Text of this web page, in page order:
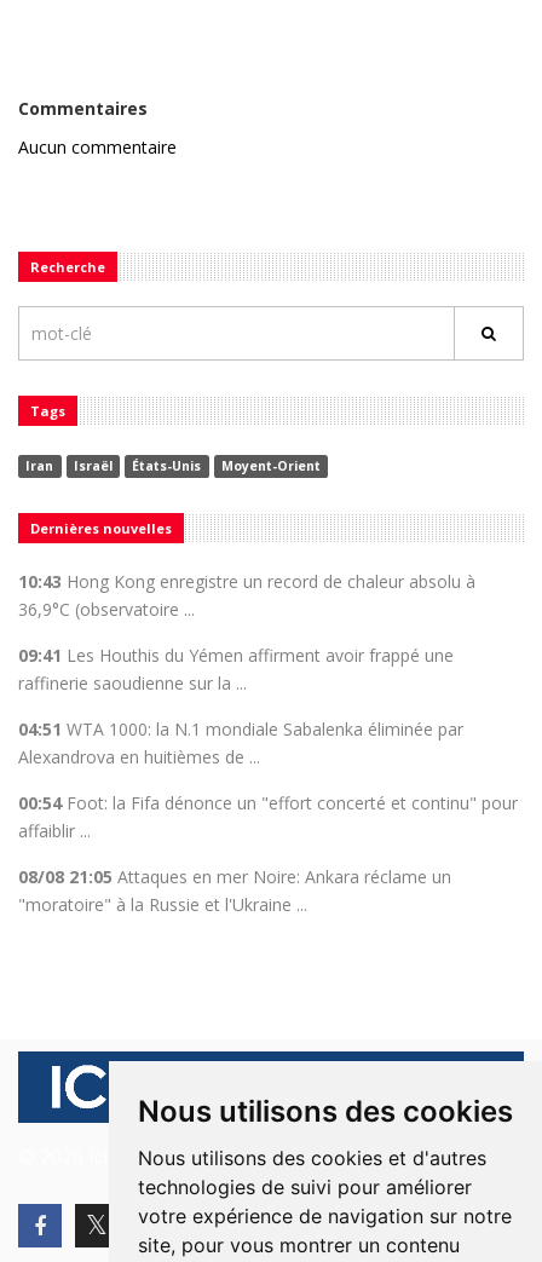
Nous utilisons des cookies
Nous utilisons des cookies et d'autres
technologies de suivi pour améliorer
votre expérience de navigation sur notre
site, pour vous montrer un contenu
Commentaires
Aucun commentaire
Recherche
Tags
Iran Israël États-Unis Moyent-Orient
Dernières nouvelles
10:43 Hong Kong enregistre un record de chaleur absolu à
36,9°C (observatoire ...
09:41 Les Houthis du Yémen affirment avoir frappé une
raffinerie saoudienne sur la ...
04:51 WTA 1000: la N.1 mondiale Sabalenka éliminée par
Alexandrova en huitièmes de ...
00:54 Foot: la Fifa dénonce un "effort concerté et continu" pour
affaiblir ...
08/08 21:05 Attaques en mer Noire: Ankara réclame un
"moratoire" à la Russie et l'Ukraine ...
© 2026 Ici Beyrouth. Tous les droits sont réservés.